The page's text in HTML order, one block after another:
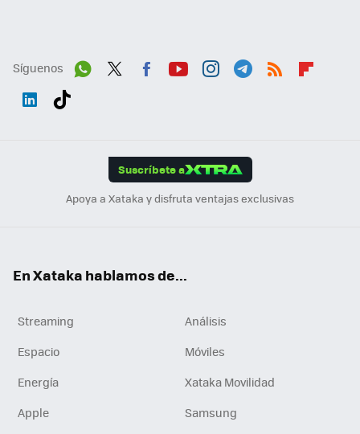
Síguenos
Suscríbete a
Apoya a Xataka y disfruta ventajas exclusivas
En Xataka hablamos de...
Streaming
Análisis
Espacio
Móviles
Energía
Xataka Movilidad
Apple
Samsung